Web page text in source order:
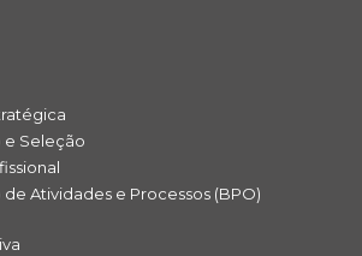
Seleção
Atividades e Processos (BPO)